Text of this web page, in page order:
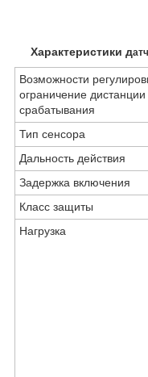
Характеристики д
Возможности
ограничение дистанции
срабатывания
Тип сенсора
Дальность действия
Задержка включения
Класс защиты
Нагрузка